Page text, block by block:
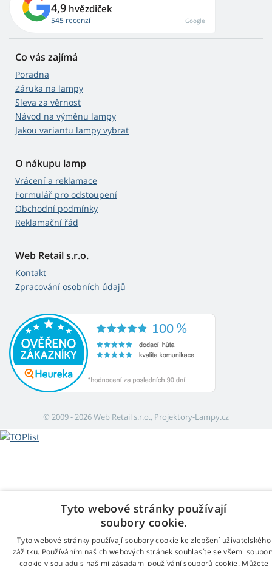
4,9 hvězdiček
545 recenzí Google
Co vás zajímá
Poradna
Záruka na lampy
Sleva za věrnost
Návod na výměnu lampy
Jakou variantu lampy vybrat
O nákupu lamp
Vrácení a reklamace
Formulář pro odstoupení
Obchodní podmínky
Reklamační řád
Web Retail s.r.o.
Kontakt
Zpracování osobních údajů
© 2009 - 2026 Web Retail s.r.o., Projektory-Lampy.cz
Tyto webové stránky používají
soubory cookie.
Tyto webové stránky používají soubory cookie ke zlepšení uživatelského
zážitku. Používáním našich webových stránek souhlasíte se všemi
cookie v souladu s našimi zásadami používání souborů cookie. Můžete